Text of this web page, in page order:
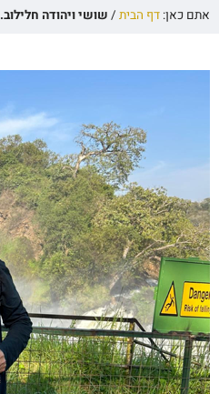
אתם כאן: דף הבית / שושי ויהודה חלילוב.